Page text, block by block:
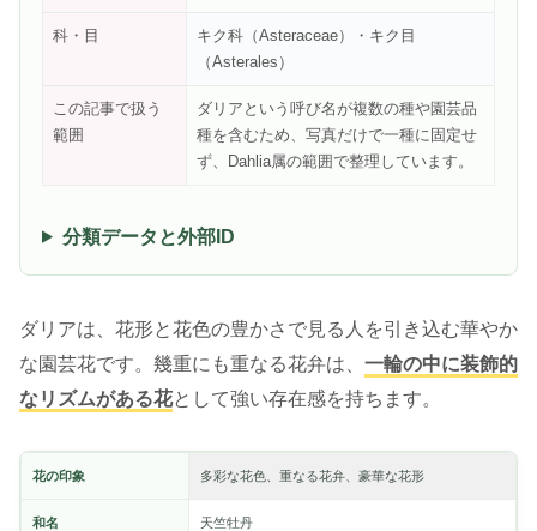
科・目
キク科（Asteraceae）・キク目
（Asterales）
この記事で扱う
範囲
ダリアという呼び名が複数の種や園芸品
種を含むため、写真だけで一種に固定せ
ず、Dahlia属の範囲で整理しています。
分類データと外部ID
ダリアは、花形と花色の豊かさで見る人を引き込む華やか
な園芸花です。幾重にも重なる花弁は、 一輪の中に装飾的
なリズムがある花として強い存在感を持ちます。
花の印象 多彩な花色、重なる花弁、豪華な花形
和名 天竺牡丹